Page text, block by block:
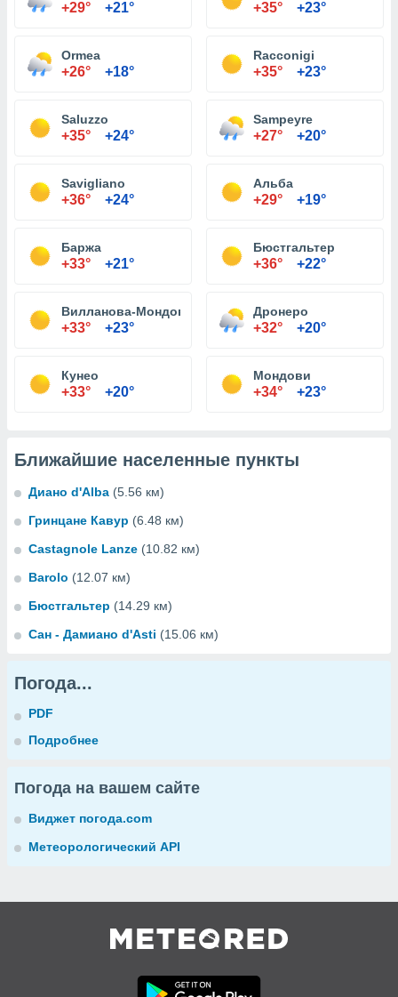
+29° +21° +35° +23°
Ormea
+26° +18°
Racconigi
+35° +23°
Saluzzo
+35° +24°
Sampeyre
+27° +20°
Savigliano
+36° +24°
Альба
+29° +19°
Баржа
+33° +21°
Бюстгальтер
+36° +22°
Вилланова-Мондови
+33° +23°
Дронеро
+32° +20°
Кунео
+33° +20°
Мондови
+34° +23°
Ближайшие населенные пункты
Диано d'Alba (5.56 км)
Гринцане Кавур (6.48 км)
Castagnole Lanze (10.82 км)
Barolo (12.07 км)
Бюстгальтер (14.29 км)
Сан - Дамиано d'Asti (15.06 км)
Погода...
PDF
Подробнее
Погода на вашем сайте
Виджет погода.com
Метеорологический API